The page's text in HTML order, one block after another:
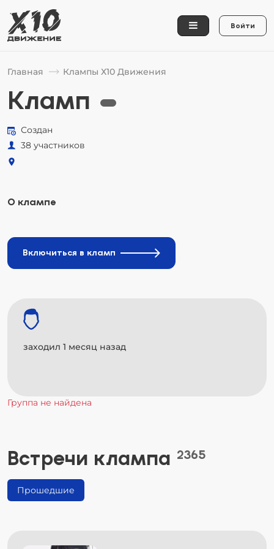
Войти
Главная Клампы Х10 Движения
Кламп
Создан
38 участников
О клампе
Включиться в кламп
заходил 1 месяц назад
Группа не найдена
Встречи клампа 2365
Прошедшие